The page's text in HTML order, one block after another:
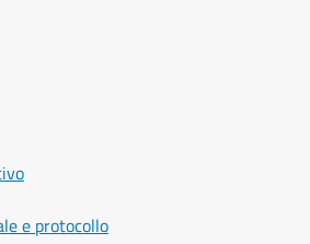
e protocollo